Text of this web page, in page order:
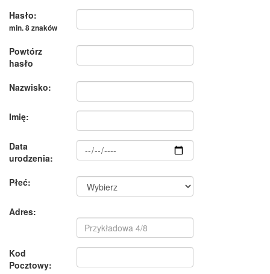
Hasło:
min. 8 znaków
Powtórz
hasło
Nazwisko:
Imię:
Data
urodzenia:
Płeć:
Adres:
Kod
Pocztowy: